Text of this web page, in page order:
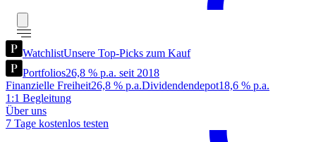
WatchlistUnsere Top-Picks zum Kauf
Portfolios26,8 % p.a. seit 2018
Finanzielle Freiheit26,8 % p.a.Dividendendepot18,6 % p.a.
1:1 Begleitung
Über uns
7 Tage kostenlos testen